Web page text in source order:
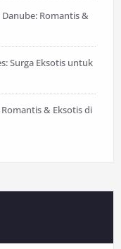
Romantis &
Surga Eksotis untuk
& Eksotis di